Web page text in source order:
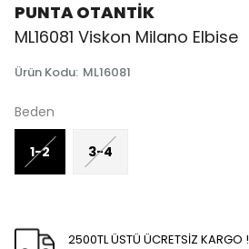
PUNTA OTANTİK
ML16081 Viskon Milano Elbise
Ürün Kodu: ML16081
Beden
1-2 3-4
2500TL ÜSTÜ ÜCRETSİZ KARGO !